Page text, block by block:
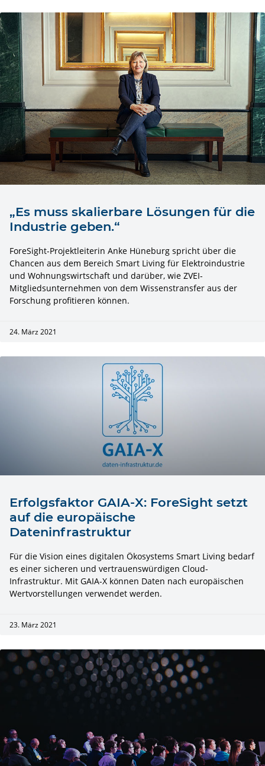
„Es muss skalierbare Lösungen für die
Industrie geben.“
ForeSight-Projektleiterin Anke Hüneburg spricht über die
Chancen aus dem Bereich Smart Living für Elektroindustrie
und Wohnungswirtschaft und darüber, wie ZVEI-
Mitgliedsunternehmen von dem Wissenstransfer aus der
Forschung profitieren können.
24. März 2021
Erfolgsfaktor GAIA-X: ForeSight setzt
auf die europäische
Dateninfrastruktur
Für die Vision eines digitalen Ökosystems Smart Living bedarf
es einer sicheren und vertrauenswürdigen Cloud-
Infrastruktur. Mit GAIA-X können Daten nach europäischen
Wertvorstellungen verwendet werden.
23. März 2021